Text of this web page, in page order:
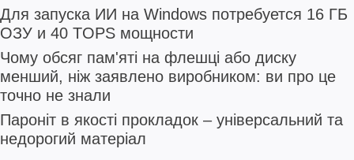
Для запуска ИИ на Windows потребуется 16 ГБ
ОЗУ и 40 TOPS мощности
Чому обсяг пам'яті на флешці або диску
менший, ніж заявлено виробником: ви про це
точно не знали
Пароніт в якості прокладок – універсальний та
недорогий матеріал